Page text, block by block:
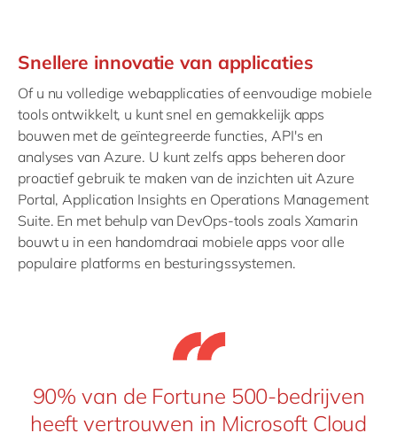
Snellere innovatie van applicaties
Of u nu volledige webapplicaties of eenvoudige mobiele
tools ontwikkelt, u kunt snel en gemakkelijk apps
bouwen met de geïntegreerde functies, API's en
analyses van Azure. U kunt zelfs apps beheren door
proactief gebruik te maken van de inzichten uit Azure
Portal, Application Insights en Operations Management
Suite. En met behulp van DevOps-tools zoals Xamarin
bouwt u in een handomdraai mobiele apps voor alle
populaire platforms en besturingssystemen.
90% van de Fortune 500-bedrijven
heeft vertrouwen in Microsoft Cloud